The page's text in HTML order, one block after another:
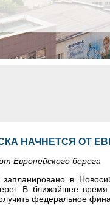
НАЧНЕТСЯ ОТ
Европейского берега
запланировано в
В ближайшее
федеральное